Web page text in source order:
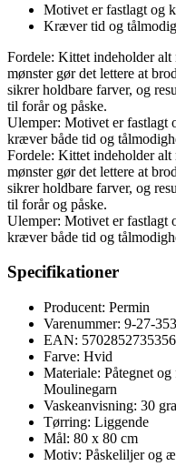
Motivet er fastlagt og
Kræver tid og
Fordele: Kittet indeholder alt
mønster gør det lettere at
sikrer holdbare farver, og
til forår og påske.
Ulemper: Motivet er fastlagt
kræver både tid og
Fordele: Kittet indeholder alt
mønster gør det lettere at
sikrer holdbare farver, og
til forår og påske.
Ulemper: Motivet er fastlagt
kræver både tid og
Specifikationer
Producent: Permin
Varenummer: 9-27-
EAN: 5702852735356
Farve: Hvid
Materiale: Påtegnet
Moulinegarn
Vaskeanvisning: 30
Tørring: Liggende
Mål: 80 x 80 cm
Motiv: Påskeliljer og